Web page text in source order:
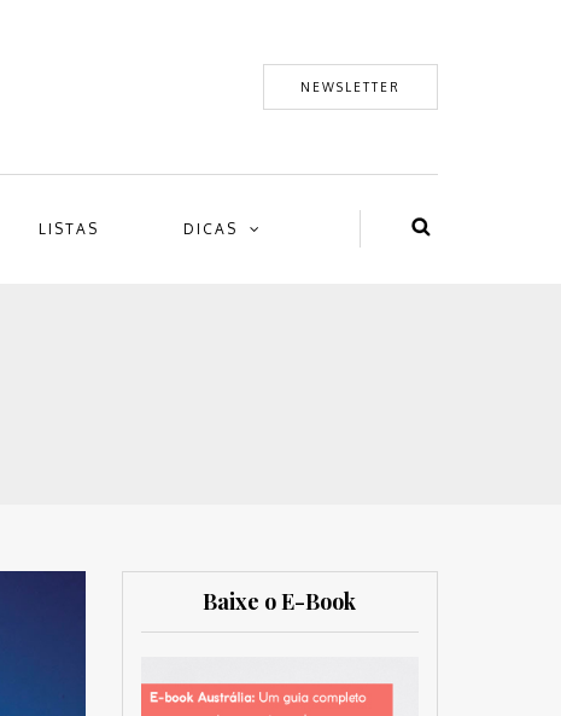
NEWSLETTER
LISTAS DICAS
Baixe o E-Book